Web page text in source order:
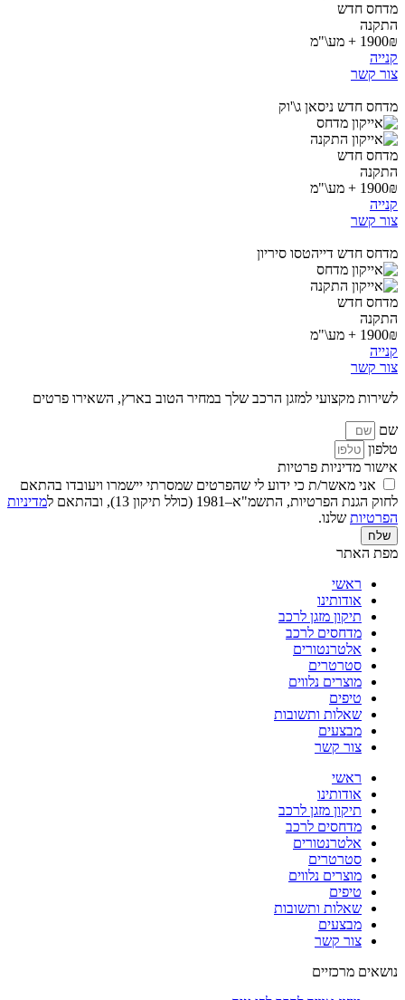
מדחס חדש
התקנה
1900₪ + מע\"מ
קנייה
צור קשר
מדחס חדש ניסאן ג\'וק
מדחס חדש
התקנה
1900₪ + מע\"מ
קנייה
צור קשר
מדחס חדש דייהטסו סיריון
מדחס חדש
התקנה
1900₪ + מע\"מ
קנייה
צור קשר
לשירות מקצועי למזגן הרכב שלך במחיר הטוב בארץ, השאירו פרטים
שם
טלפון
אישור מדיניות פרטיות
אני מאשר/ת כי ידוע לי שהפרטים שמסרתי יישמרו ויעובדו בהתאם
לחוק הגנת הפרטיות, התשמ"א–1981 (כולל תיקון 13), ובהתאם ל
מדיניות
הפרטיות שלנו.
שלח
מפת האתר
ראשי
אודותינו
תיקון מזגן לרכב
מדחסים לרכב
אלטרנטורים
סטרטרים
מוצרים נלווים
טיפים
שאלות ותשובות
מבצעים
צור קשר
ראשי
אודותינו
תיקון מזגן לרכב
מדחסים לרכב
אלטרנטורים
סטרטרים
מוצרים נלווים
טיפים
שאלות ותשובות
מבצעים
צור קשר
נושאים מרכזיים